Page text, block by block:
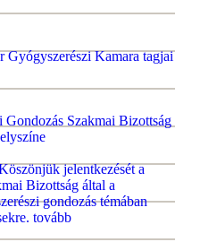
Gyógyszerészi Kamara tagjai
Szakmai Bizottság
jelentkezését a
Bizottság által a
gondozás témában
tovább